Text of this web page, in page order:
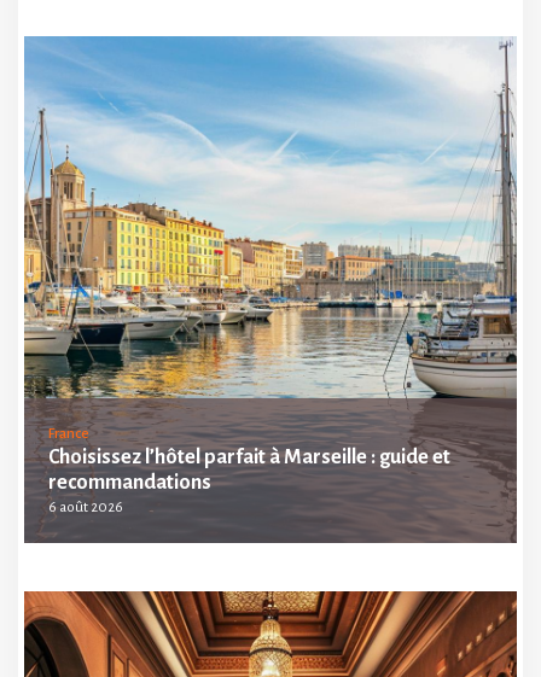
France
Choisissez l’hôtel parfait à Marseille : guide et
recommandations
6 août 2026